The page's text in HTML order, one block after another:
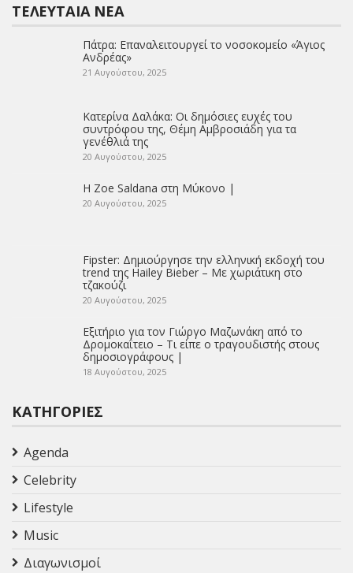
ΤΕΛΕΥΤΑΊΑ ΝΈΑ
Πάτρα: Επαναλειτουργεί το νοσοκομείο «Άγιος
Ανδρέας»
21 Αυγούστου, 2025
Κατερίνα Δαλάκα: Οι δημόσιες ευχές του
συντρόφου της, Θέμη Αμβροσιάδη για τα
γενέθλιά της
20 Αυγούστου, 2025
Η Zoe Saldana στη Μύκονο |
20 Αυγούστου, 2025
Fipster: Δημιούργησε την ελληνική εκδοχή του
trend της Hailey Bieber – Με χωριάτικη στο
τζακούζι
20 Αυγούστου, 2025
Εξιτήριο για τον Γιώργο Μαζωνάκη από το
Δρομοκαΐτειο – Τι είπε ο τραγουδιστής στους
δημοσιογράφους |
18 Αυγούστου, 2025
ΚΑΤΗΓΟΡΊΕΣ
Agenda
Celebrity
Lifestyle
Music
Διαγωνισμοί